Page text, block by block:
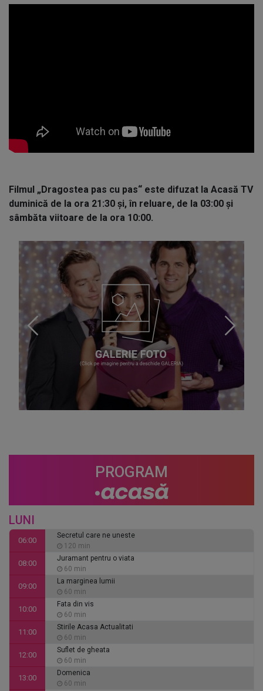
Filmul „Dragostea pas cu pas“ este difuzat la Acasă TV
duminică de la ora 21:30 și, în reluare, de la 03:00 și
sâmbăta viitoare de la ora 10:00.
PROGRAM
LUNI
06:00
Secretul care ne uneste
120 min
08:00
Juramant pentru o viata
60 min
09:00
La marginea lumii
60 min
10:00
Fata din vis
60 min
11:00
Stirile Acasa Actualitati
60 min
12:00
Suflet de gheata
60 min
13:00
Domenica
60 min